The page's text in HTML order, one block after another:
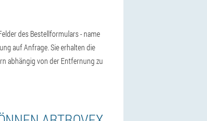
des Bestellformulars - name
auf Anfrage. Sie erhalten die
abhängig von der Entfernung zu